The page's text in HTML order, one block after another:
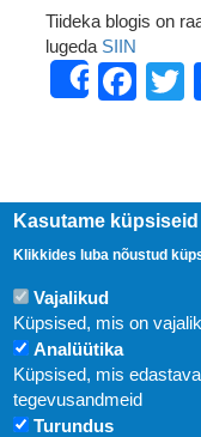
Tiideka blogis on
lugeda SIIN
Share
Kasutame küpsiseid
Klikkides luba nõustud
Vajalikud
Küpsised, mis on
Analüütika
Küpsised, mis
tegevusandmeid
Turundus